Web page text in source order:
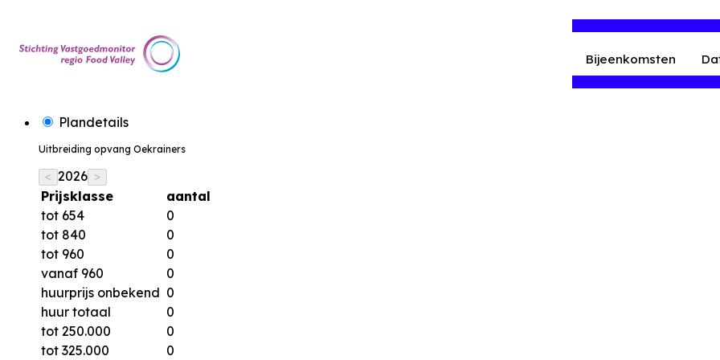
Bijeenkomsten
Plandetails
Uitbreiding opvang Oekrainers
< 2026 >
Prijsklasse
aantal
tot 654
0
tot 840
0
tot 960
0
vanaf 960
0
huurprijs onbekend 0
huur totaal
0
tot 250.000
0
tot 325.000
0